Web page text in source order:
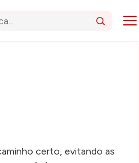
certo, evitando as